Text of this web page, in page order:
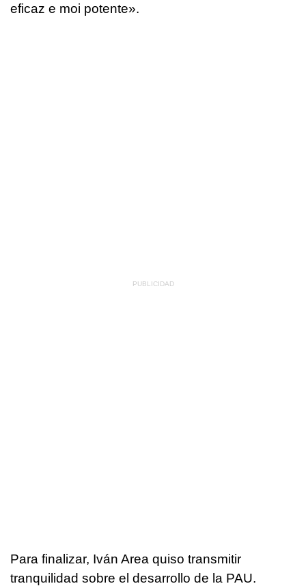
eficaz e moi potente».
Para finalizar, Iván Area quiso transmitir
tranquilidad sobre el desarrollo de la PAU.